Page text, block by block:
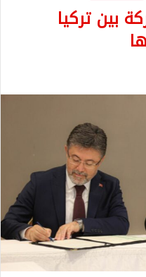
بين تركيا